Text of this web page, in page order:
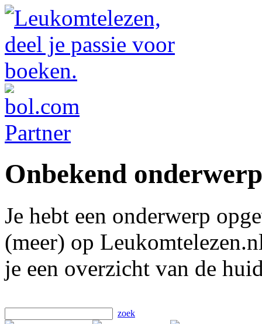
Onbekend onderwerp
Je hebt een onderwerp
(meer) op
je een overzicht van de
zoek